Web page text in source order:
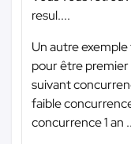
resul....
Un autre
pour être premier
suivant
faible
concurrence 1 an